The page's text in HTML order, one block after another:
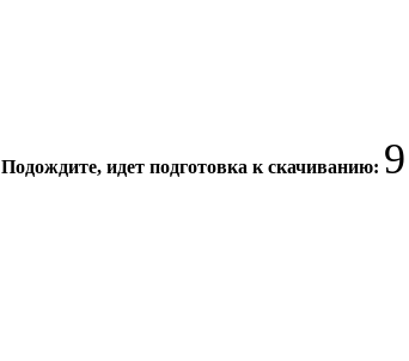
Подождите, идет подготовка к скачиванию: 9